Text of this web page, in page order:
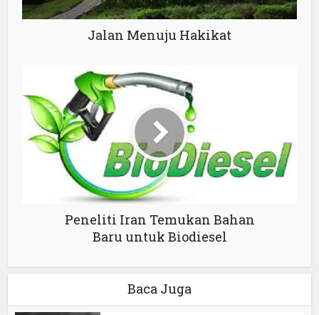
Jalan Menuju Hakikat
Peneliti Iran Temukan Bahan
Baru untuk Biodiesel
Baca Juga